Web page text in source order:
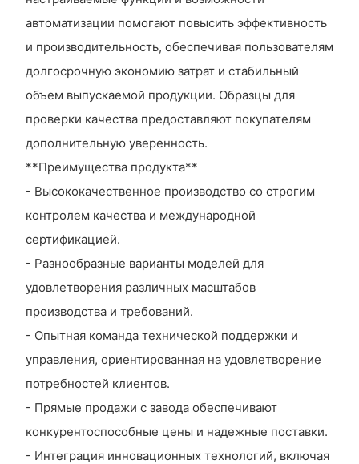
автоматизации помогают повысить эффективность
и производительность, обеспечивая пользователям
долгосрочную экономию затрат и стабильный
объем выпускаемой продукции. Образцы для
проверки качества предоставляют покупателям
дополнительную уверенность.
**Преимущества продукта**
- Высококачественное производство со строгим
контролем качества и международной
сертификацией.
- Разнообразные варианты моделей для
удовлетворения различных масштабов
производства и требований.
- Опытная команда технической поддержки и
управления, ориентированная на удовлетворение
потребностей клиентов.
- Прямые продажи с завода обеспечивают
конкурентоспособные цены и надежные поставки.
- Интеграция инновационных технологий, включая